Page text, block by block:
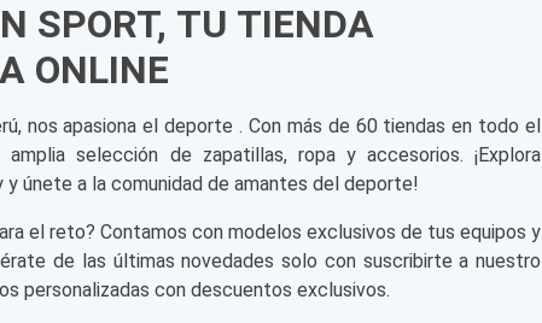
SPORT, TU TIENDA
ONLINE
nos apasiona el deporte . Con más de 60 tiendas en todo el
selección de zapatillas, ropa y accesorios. ¡Explora
únete a la comunidad de amantes del deporte!
el reto? Contamos con modelos exclusivos de tus equipos y
de las últimas novedades solo con suscribirte a nuestro
personalizadas con descuentos exclusivos.